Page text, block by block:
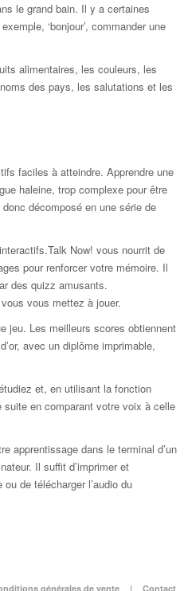
le grand bain. Il y a certaines
‘bonjour’, commander une
alimentaires, les couleurs, les
des pays, les salutations et les
faciles à atteindre. Apprendre une
haleine, trop complexe pour être
décomposé en une série de
Now! vous nourrit de
pour renforcer votre mémoire. Il
des quizz amusants.
vous mettez à jouer.
jeu. Les meilleurs scores obtiennent
avec un diplôme imprimable,
et, en utilisant la fonction
suite en comparant votre voix à celle
apprentissage dans le terminal d’un
Il suffit d’imprimer et
de télécharger l’audio du
générales de vente | Contact